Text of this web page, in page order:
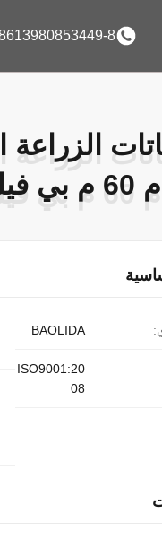
8
الزراعة
الزراعة
BAOLIDA
ISO9001:20
08